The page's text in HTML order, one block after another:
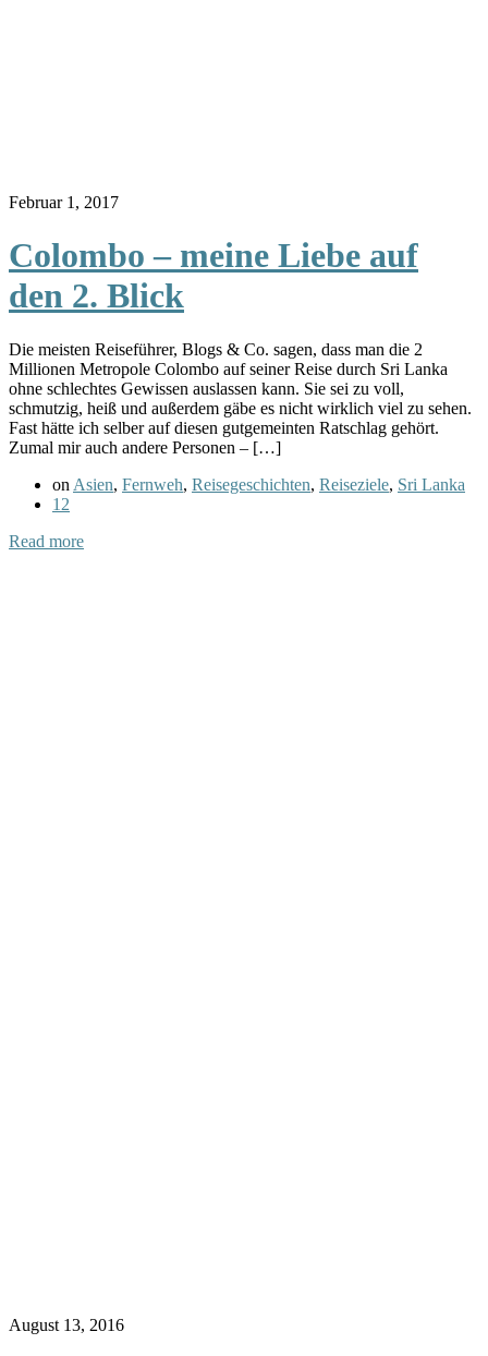
Februar 1, 2017
Colombo – meine Liebe auf
den 2. Blick
Die meisten Reiseführer, Blogs & Co. sagen, dass man die 2
Millionen Metropole Colombo auf seiner Reise durch Sri Lanka
ohne schlechtes Gewissen auslassen kann. Sie sei zu voll,
schmutzig, heiß und außerdem gäbe es nicht wirklich viel zu sehen.
Fast hätte ich selber auf diesen gutgemeinten Ratschlag gehört.
Zumal mir auch andere Personen – […]
on Asien, Fernweh, Reisegeschichten, Reiseziele, Sri Lanka
12
Read more
August 13, 2016